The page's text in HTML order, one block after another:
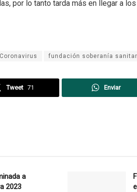
por lo tanto tarda más en llegar a
fundación soberanía
Tweet 71 Enviar
a
2023